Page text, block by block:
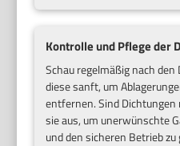
Kontrolle und Pflege der
Schau regelmäßig nach
diese sanft, um
entfernen. Sind Dichtungen
sie aus, um unerwünschte
und den sicheren Betrieb